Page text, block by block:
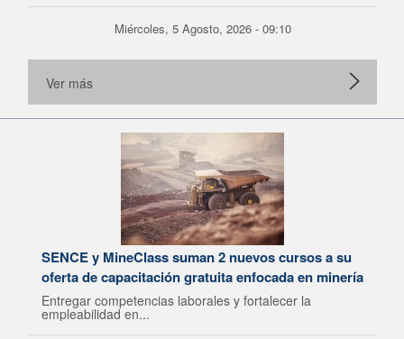
Miércoles, 5 Agosto, 2026 - 09:10
Ver más
SENCE y MineClass suman 2 nuevos cursos a su
oferta de capacitación gratuita enfocada en minería
Entregar competencias laborales y fortalecer la
empleabilidad en...